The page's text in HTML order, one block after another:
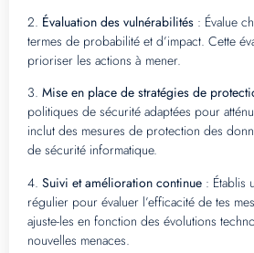
2. Évaluation des vulnérabilités : Évalue
termes de probabilité et d’impact. Cette
prioriser les actions à mener.
3. Mise en place de stratégies de
politiques de sécurité adaptées pour
inclut des mesures de protection des
de sécurité informatique.
4. Suivi et amélioration continue : Établis
régulier pour évaluer l’efficacité de tes
ajuste-les en fonction des évolutions
nouvelles menaces.